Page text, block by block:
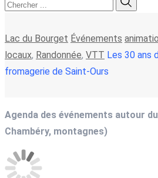
Lac du Bourget Événements
locaux, Randonnée, VTT Les 30 ans
fromagerie de Saint-Ours
Agenda des événements autour
Chambéry, montagnes)